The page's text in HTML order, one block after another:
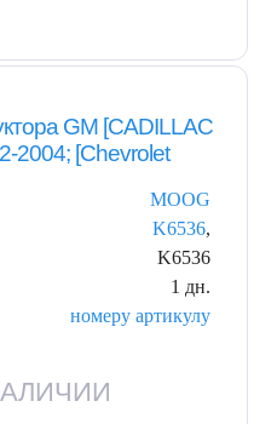
GM [CADILLAC
2004; [Chevrolet
MOOG
K6536,
K6536
1 дн.
номеру артикулу